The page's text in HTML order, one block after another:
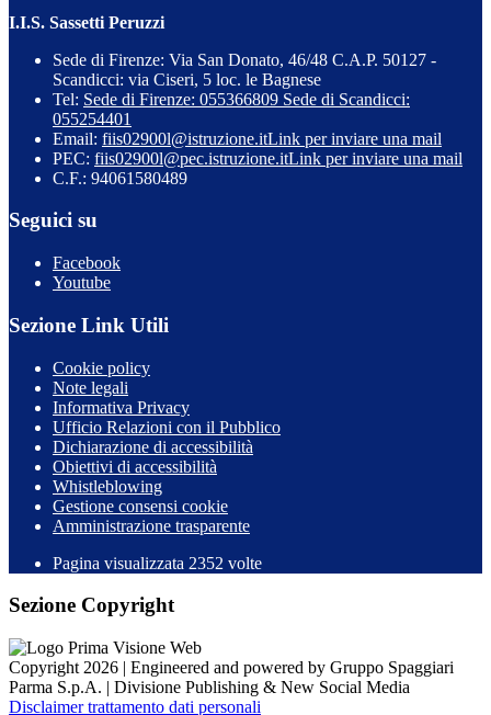
I.I.S. Sassetti Peruzzi
Sede di Firenze: Via San Donato, 46/48 C.A.P. 50127 -
Scandicci: via Ciseri, 5 loc. le Bagnese
Tel: Sede di Firenze: 055366809 Sede di Scandicci:
055254401
Email: fiis02900l@istruzione.itLink per inviare una mail
PEC: fiis02900l@pec.istruzione.itLink per inviare una mail
C.F.: 94061580489
Seguici su
Facebook
Youtube
Sezione Link Utili
Cookie policy
Note legali
Informativa Privacy
Ufficio Relazioni con il Pubblico
Dichiarazione di accessibilità
Obiettivi di accessibilità
Whistleblowing
Gestione consensi cookie
Amministrazione trasparente
Pagina visualizzata 2352 volte
Sezione Copyright
Copyright 2026 | Engineered and powered by Gruppo Spaggiari
Parma S.p.A. | Divisione Publishing & New Social Media
Disclaimer trattamento dati personali